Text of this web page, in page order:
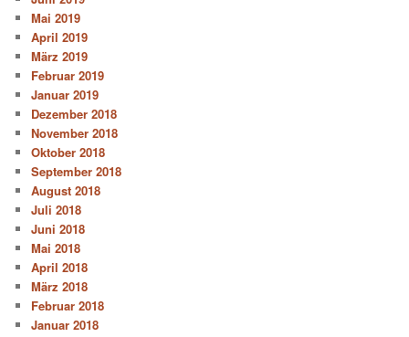
Mai 2019
April 2019
März 2019
Februar 2019
Januar 2019
Dezember 2018
November 2018
Oktober 2018
September 2018
August 2018
Juli 2018
Juni 2018
Mai 2018
April 2018
März 2018
Februar 2018
Januar 2018